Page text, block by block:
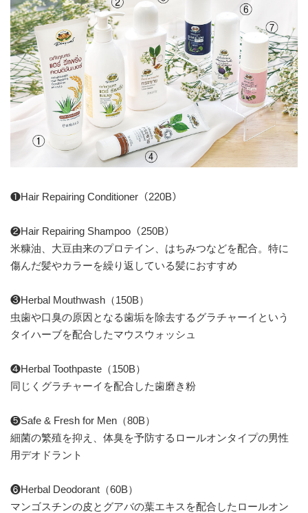
❶Hair Repairing Conditioner（220B）
❷Hair Repairing Shampoo（250B）
米糠油、大豆由来のプロテイン、はちみつなどを配合。特に
傷んだ髪やカラーを繰り返している髪におすすめ
❸Herbal Mouthwash（150B）
虫歯や口臭の原因となる歯垢を除去するグラチャーイという
タイハーブを配合したマウスウォッシュ
❹Herbal Toothpaste（150B）
同じくグラチャーイを配合した歯磨き粉
❺Safe & Fresh for Men（80B）
細菌の繁殖を抑え、体臭を予防するロールオンタイプの男性
用デオドラント
❻Herbal Deodorant（60B）
マンゴスチンの皮とグアバの葉エキスを配合したロールオン